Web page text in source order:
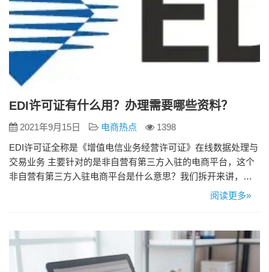
EDI许可证有什么用？办理需要哪些资料？
2021年9月15日 电商热点
1398
EDI许可证全称是《增值电信业务经营许可证》在线数据处理与
交易业务 主要针对的是非自营有第三方入驻的电商平台，这个
非自营有第三方入驻电商平台是什么意思？我们拆开来讲，自
营指的是自己卖自己的东西，有第三方商家入驻的意思是多个
游戏文网文，但是游戏文网文停批了，那么多数人就会选择去
办理这个EDI许…
阅读更多»